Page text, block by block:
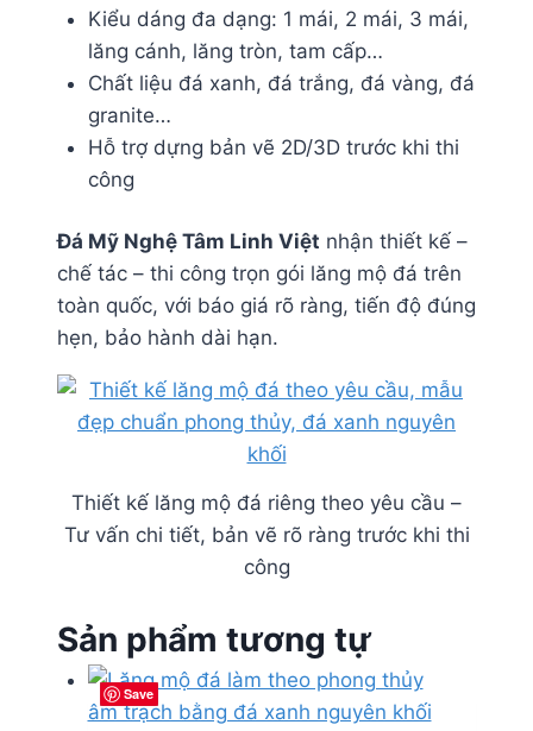
Kiểu dáng đa dạng: 1 mái, 2 mái, 3 mái,
lăng cánh, lăng tròn, tam cấp…
Chất liệu đá xanh, đá trắng, đá vàng, đá
granite…
Hỗ trợ dựng bản vẽ 2D/3D trước khi thi
công
Đá Mỹ Nghệ Tâm Linh Việt nhận thiết kế –
chế tác – thi công trọn gói lăng mộ đá trên
toàn quốc, với báo giá rõ ràng, tiến độ đúng
hẹn, bảo hành dài hạn.
Thiết kế lăng mộ đá riêng theo yêu cầu –
Tư vấn chi tiết, bản vẽ rõ ràng trước khi thi
công
Sản phẩm tương tự
Save
Save
Save
Save